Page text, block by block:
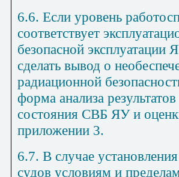
6.6. Если уровень
соответствует
безопасной эксплуатации
сделать вывод о
радиационной
форма анализа
состояния СВБ ЯУ и
приложении 3.
6.7. В случае
судов условиям и